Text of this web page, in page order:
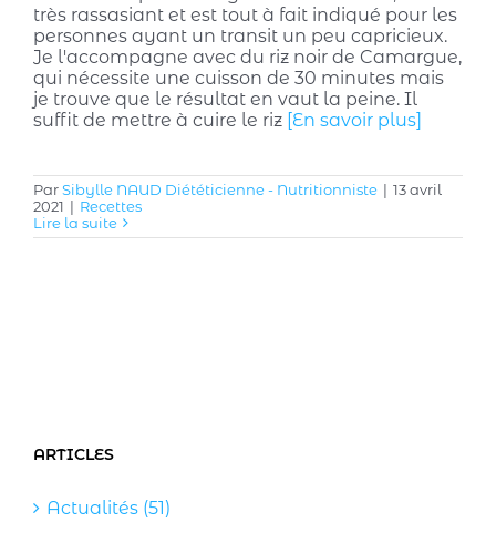
très rassasiant et est tout à fait indiqué pour les
personnes ayant un transit un peu capricieux.
Je l'accompagne avec du riz noir de Camargue,
qui nécessite une cuisson de 30 minutes mais
je trouve que le résultat en vaut la peine. Il
suffit de mettre à cuire le riz [En savoir plus]
ParSibylle NAUD Diététicienne - Nutritionniste | 13 avril
2021 | Recettes
Lire la suite
ARTICLES
Actualités (51)